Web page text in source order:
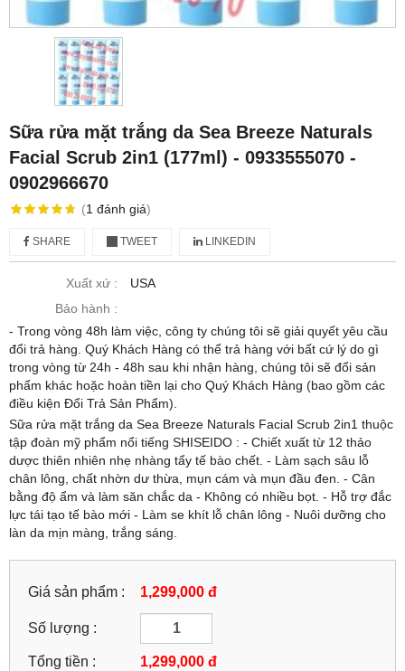
Sữa rửa mặt trắng da Sea Breeze Naturals
Facial Scrub 2in1 (177ml) - 0933555070 -
0902966670
(1 đánh giá)
SHARE TWEET LINKEDIN
Xuất xứ :
USA
Bảo hành :
- Trong vòng 48h làm việc, công ty chúng tôi sẽ giải quyết yêu cầu
đổi trả hàng. Quý Khách Hàng có thể trả hàng với bất cứ lý do gì
trong vòng từ 24h - 48h sau khi nhận hàng, chúng tôi sẽ đổi sản
phẩm khác hoặc hoàn tiền lại cho Quý Khách Hàng (bao gồm các
điều kiện Đổi Trả Sản Phẩm).
Sữa rửa mặt trắng da Sea Breeze Naturals Facial Scrub 2in1 thuộc
tập đoàn mỹ phẩm nổi tiếng SHISEIDO : - Chiết xuất từ 12 thảo
dược thiên nhiên nhẹ nhàng tẩy tế bào chết. - Làm sạch sâu lỗ
chân lông, chất nhờn dư thừa, mụn cám và mụn đầu đen. - Cân
bằng độ ẩm và làm săn chắc da - Không có nhiều bọt. - Hỗ trợ đắc
lực tái tạo tế bào mới - Làm se khít lỗ chân lông - Nuôi dưỡng cho
làn da mịn màng, trắng sáng.
Giá sản phẩm : 1,299,000 đ
Số lượng :
Tổng tiền : 1,299,000 đ